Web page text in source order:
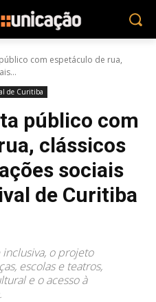
com espetáculo de rua,
de Curitiba
público com
clássicos
sociais
de Curitiba
o projeto
escolas e teatros,
e o acesso à